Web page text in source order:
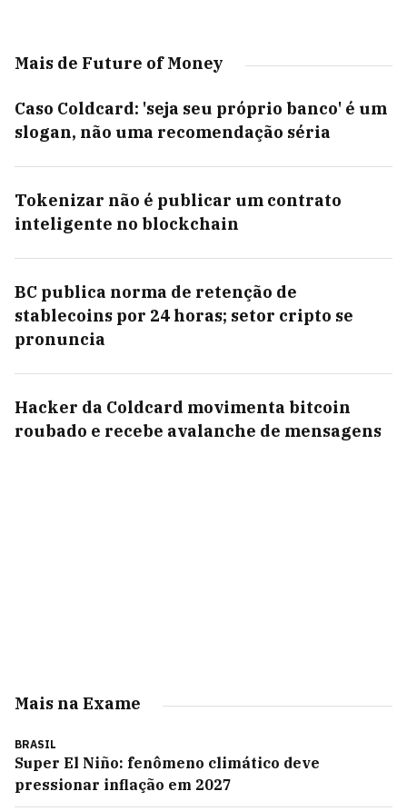
Mais de Future of Money
Caso Coldcard: 'seja seu próprio banco' é um
slogan, não uma recomendação séria
Tokenizar não é publicar um contrato
inteligente no blockchain
BC publica norma de retenção de
stablecoins por 24 horas; setor cripto se
pronuncia
Hacker da Coldcard movimenta bitcoin
roubado e recebe avalanche de mensagens
Mais na Exame
BRASIL
Super El Niño: fenômeno climático deve
pressionar inflação em 2027